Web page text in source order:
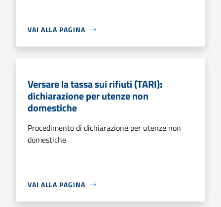
VAI ALLA PAGINA
Versare la tassa sui rifiuti (TARI):
dichiarazione per utenze non
domestiche
Procedimento di dichiarazione per utenze non
domestiche
VAI ALLA PAGINA